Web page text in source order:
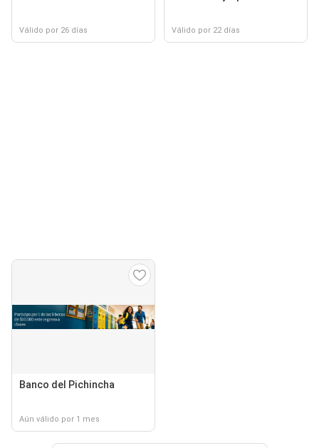
Válido por 26 días Válido por 22 días
Banco del Pichincha
Aún válido por 1 mes